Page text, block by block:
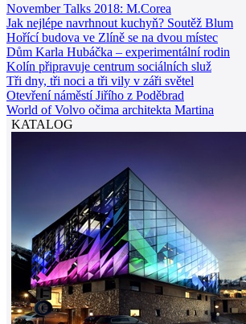
November Talks 2018: M.Corea
Jak nejlépe navrhnout kuchyň? Soutěž Blum
Hořící budova ve Zlíně se na dvou místec
Dům Karla Hubáčka – experimentální rodin
Kolín připravuje centrum sociálních služ
Tři dny, tři noci a tři vily v záři světel
Otevření náměstí Jiřího z Poděbrad
World of Volvo očima architekta Martina
KATALOG